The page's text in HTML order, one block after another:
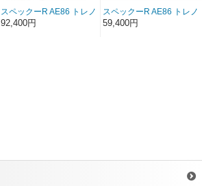
スペックーR AE86 トレノ
フロントバンパースポイ
ラー ソフトFRP（後期）
92,400円
スペックーR AE86 トレノ
フロントバンパースポイ
ラー FRP（後期）
59,400円